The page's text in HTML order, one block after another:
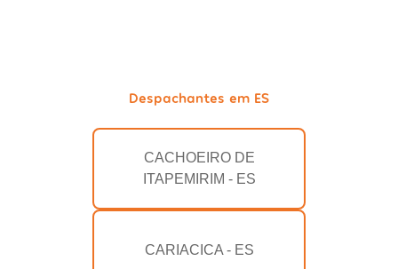
Despachantes em ES
CACHOEIRO DE
ITAPEMIRIM - ES
CARIACICA - ES